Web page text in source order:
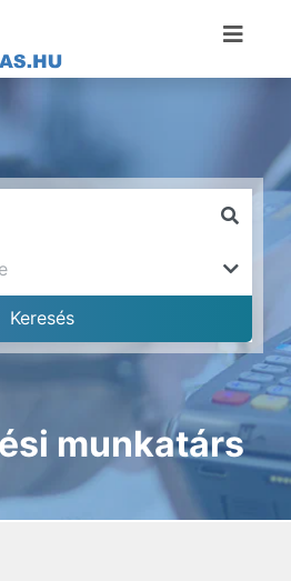
munkatárs